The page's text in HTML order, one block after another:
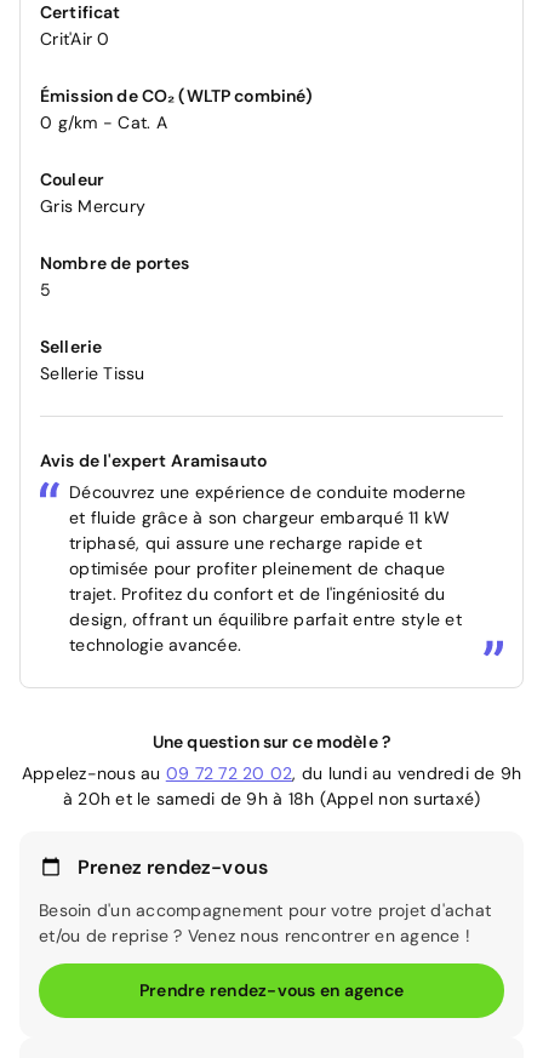
Certificat
Crit'Air 0
Émission de CO₂ (WLTP combiné)
0 g/km - Cat. A
Couleur
Gris Mercury
Nombre de portes
5
Sellerie
Sellerie Tissu
Avis de l'expert Aramisauto
Découvrez une expérience de conduite moderne
et fluide grâce à son chargeur embarqué 11 kW
triphasé, qui assure une recharge rapide et
optimisée pour profiter pleinement de chaque
trajet. Profitez du confort et de l'ingéniosité du
design, offrant un équilibre parfait entre style et
technologie avancée.
Une question sur ce modèle ?
Appelez-nous au 09 72 72 20 02, du lundi au vendredi de 9h
à 20h et le samedi de 9h à 18h (Appel non surtaxé)
Prenez rendez-vous
Besoin d'un accompagnement pour votre projet d'achat
et/ou de reprise ? Venez nous rencontrer en agence !
Prendre rendez-vous en agence